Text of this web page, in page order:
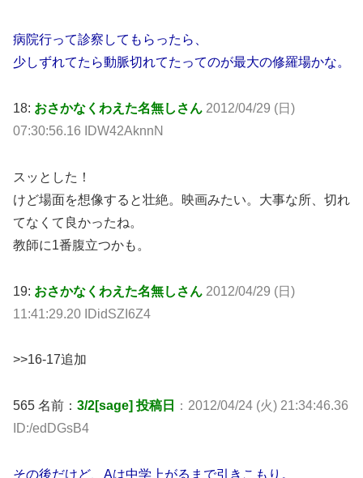
病院行って診察してもらったら、
少しずれてたら動脈切れてたってのが最大の修羅場かな。
18: おさかなくわえた名無しさん 2012/04/29 (日)
07:30:56.16 IDW42AknnN
スッとした！
けど場面を想像すると壮絶。映画みたい。大事な所、切れ
てなくて良かったね。
教師に1番腹立つかも。
19: おさかなくわえた名無しさん 2012/04/29 (日)
11:41:29.20 IDidSZI6Z4
>>16-17追加
565 名前： 3/2[sage] 投稿日
：2012/04/24 (火) 21:34:46.36
ID:/edDGsB4
その後だけど、Aは中学上がるまで引きこもり。